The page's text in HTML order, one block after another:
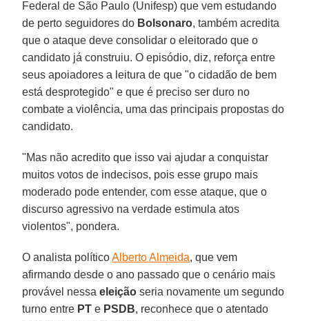
Federal de São Paulo (Unifesp) que vem estudando
de perto seguidores do Bolsonaro, também acredita
que o ataque deve consolidar o eleitorado que o
candidato já construiu. O episódio, diz, reforça entre
seus apoiadores a leitura de que "o cidadão de bem
está desprotegido" e que é preciso ser duro no
combate a violência, uma das principais propostas do
candidato.
"Mas não acredito que isso vai ajudar a conquistar
muitos votos de indecisos, pois esse grupo mais
moderado pode entender, com esse ataque, que o
discurso agressivo na verdade estimula atos
violentos", pondera.
O analista políticoAlberto Almeida, que vem
afirmando desde o ano passado que o cenário mais
provável nessaeleição seria novamente um segundo
turno entre PT e PSDB, reconhece que o atentado